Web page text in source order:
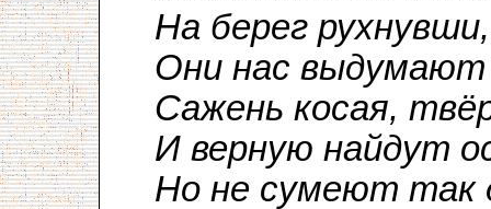
На берег
Они нас
Сажень косая,
И верную найдут
Но не сумеют